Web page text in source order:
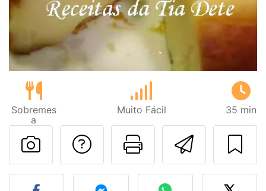
Sobremes
a
Muito Fácil 35 min
Imprima
Falar com o autor
Fez esta receita?